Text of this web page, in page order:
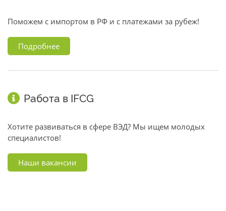
Поможем с импортом в РФ и с платежами за рубеж!
Подробнее
Работа в IFCG
Хотите развиваться в сфере ВЭД? Мы ищем молодых
специалистов!
Наши вакансии